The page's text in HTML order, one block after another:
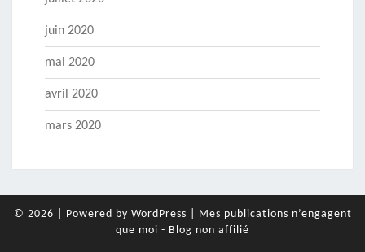
juin 2020
mai 2020
avril 2020
mars 2020
© 2026 Powered by WordPress
Mes publications n’engagent
que moi - Blog non affilié